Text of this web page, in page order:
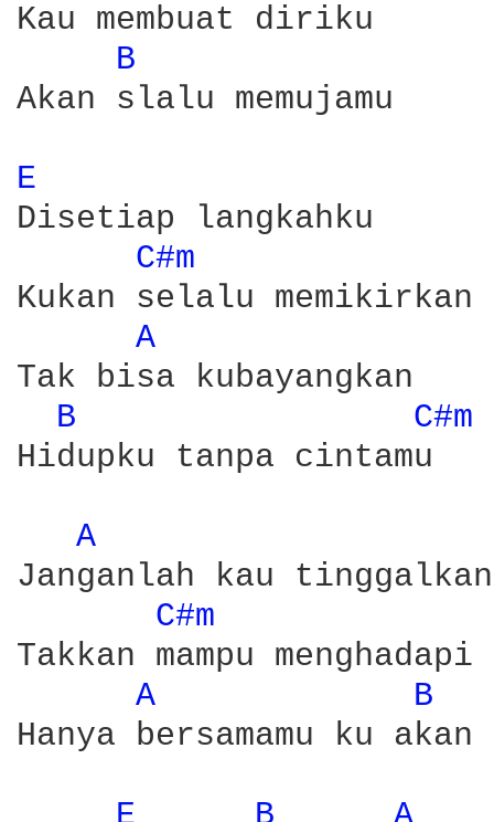
Kau membuat diriku
B
Akan slalu memujamu
E
Disetiap langkahku
C#m
Kukan selalu
A
Tak bisa kubayangkan
B
C#m
Hidupku tanpa cintamu
A
Janganlah kau
C#m
Takkan mampu menghadapi
A
B
Hanya bersamamu ku